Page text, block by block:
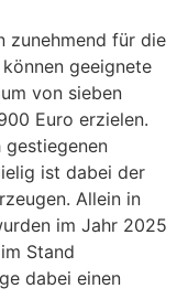
zunehmend für die
geeignete
von sieben
Euro erzielen.
ist dabei der
Allein in
im Jahr 2025
Stand
dabei einen